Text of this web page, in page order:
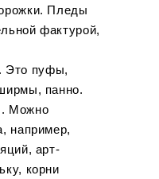
Пледы
фактурой,
Это пуфы,
панно.
Можно
например,
арт-
корни